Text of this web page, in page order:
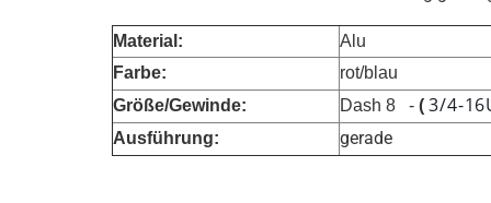
Material:
Alu
Farbe:
rot/blau
Größe/Gewinde:
Dash 8 - ( 3/4-
Ausführung:
gerade